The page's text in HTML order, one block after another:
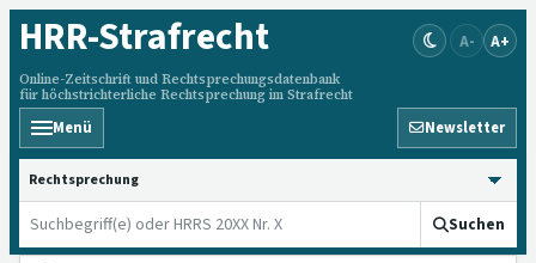
HRR-Strafrecht
Online-Zeitschrift und Rechtsprechungsdatenbank
für höchstrichterliche Rechtsprechung im Strafrecht
A- A+
Menü Newsletter
HRRS durchsuchen
Suchen